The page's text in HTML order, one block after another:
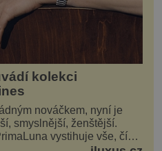
kolekci
nováčkem, nyní je
smyslnější, ženštější.
vystihuje vše, čím